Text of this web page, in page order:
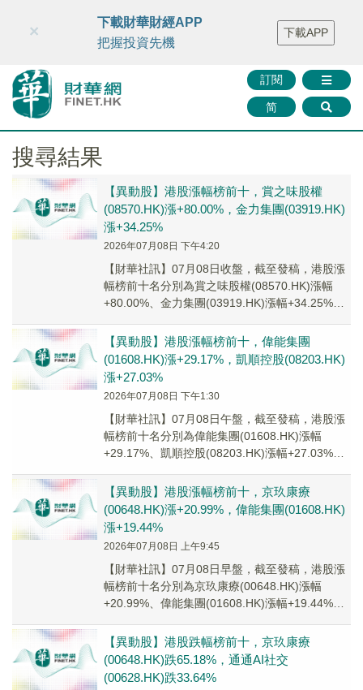
財華智庫網 FINTV FINMETA 財華證券 媒體矩陣
智庫沙龍
聯絡我們
訂閱
简
×
下載財華財經APP
把握投資先機
下載APP
搜尋結果
【異動股】港股漲幅榜前十，賞之味股權
(08570.HK)漲+80.00%，金力集團(03919.HK)
漲+34.25%
2026年07月08日 下午4:20
【財華社訊】07月08日收盤，截至發稿，港股漲
幅榜前十名分別為賞之味股權(08570.HK)漲幅
+80.00%、金力集團(03919.HK)漲幅+34.25%、
【異動股】港股漲幅榜前十，偉能集團
(01608.HK)漲+29.17%，凱順控股(08203.HK)
漲+27.03%
2026年07月08日 下午1:30
【財華社訊】07月08日午盤，截至發稿，港股漲
幅榜前十名分別為偉能集團(01608.HK)漲幅
+29.17%、凱順控股(08203.HK)漲幅+27.03%、
【異動股】港股漲幅榜前十，京玖康療
(00648.HK)漲+20.99%，偉能集團(01608.HK)
漲+19.44%
2026年07月08日 上午9:45
【財華社訊】07月08日早盤，截至發稿，港股漲
幅榜前十名分別為京玖康療(00648.HK)漲幅
+20.99%、偉能集團(01608.HK)漲幅+19.44%、
【異動股】港股跌幅榜前十，京玖康療
(00648.HK)跌65.18%，通通AI社交
(00628.HK)跌33.64%